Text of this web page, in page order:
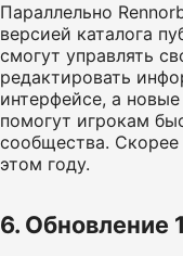
Параллельно
версией каталога
смогут управлять
редактировать
интерфейсе, а
помогут игрокам
сообщества. Скорее
этом году.
6. Обновление